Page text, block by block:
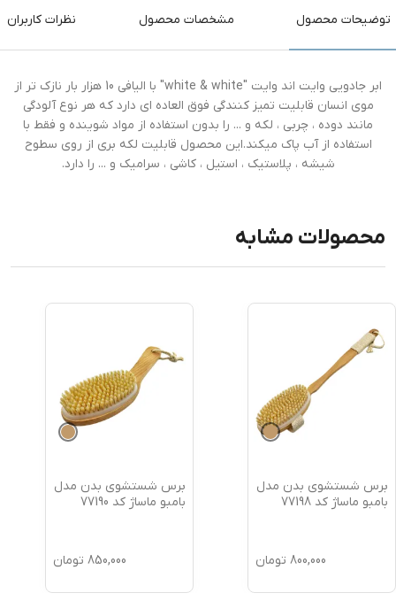
توضیحات محصول مشخصات محصول نظرات کاربران
ابر جادویی وایت اند وایت "white & white" با الیافی 10 هزار بار نازک تر از
موی انسان قابلیت تمیز کنندگی فوق العاده ای دارد که هر نوع آلودگی
مانند دوده ، چربی ، لکه و ... را بدون استفاده از مواد شوینده و فقط با
استفاده از آب پاک میکند.این محصول قابلیت لکه بری از روی سطوح
شیشه ، پلاستیک ، استیل ، کاشی ، سرامیک و ... را دارد.
محصولات مشابه
برس شستشوی بدن مدل
بامبو ماساژ کد 77198
800,000 تومان
برس شستشوی بدن مدل
بامبو ماساژ کد 77190
850,000 تومان